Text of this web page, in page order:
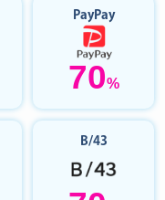
PayPay
70%
B/43